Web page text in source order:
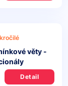
věty -
Detail